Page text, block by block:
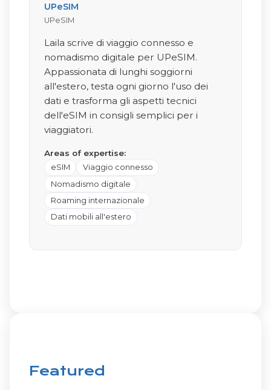
UPeSIM
UPeSIM
Laila scrive di viaggio connesso e
nomadismo digitale per UPeSIM.
Appassionata di lunghi soggiorni
all'estero, testa ogni giorno l'uso dei
dati e trasforma gli aspetti tecnici
dell'eSIM in consigli semplici per i
viaggiatori.
Areas of expertise:
eSIM
Viaggio connesso
Nomadismo digitale
Roaming internazionale
Dati mobili all'estero
Featured